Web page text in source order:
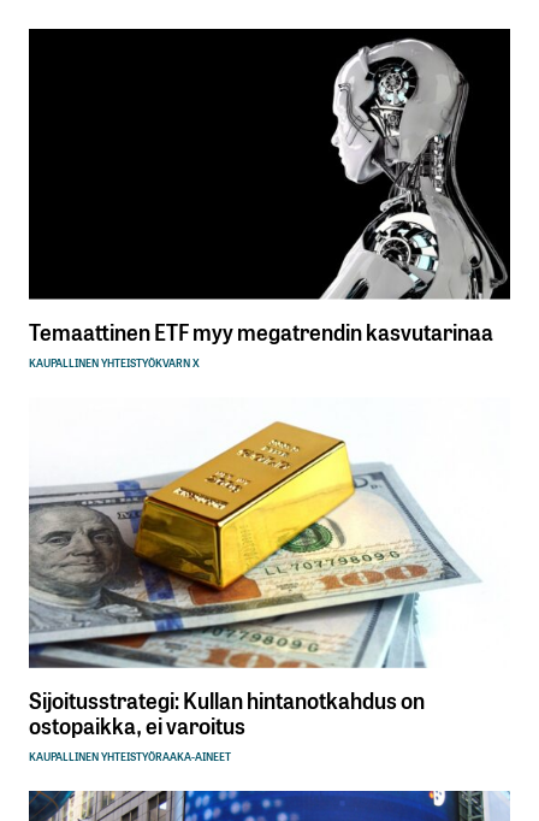
Temaattinen ETF myy megatrendin kasvutarinaa
KAUPALLINEN YHTEISTYÖKVARN X
Sijoitusstrategi: Kullan hintanotkahdus on
ostopaikka, ei varoitus
KAUPALLINEN YHTEISTYÖRAAKA-AINEET